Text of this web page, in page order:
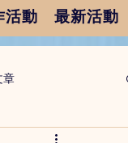
活動 最新活動
章